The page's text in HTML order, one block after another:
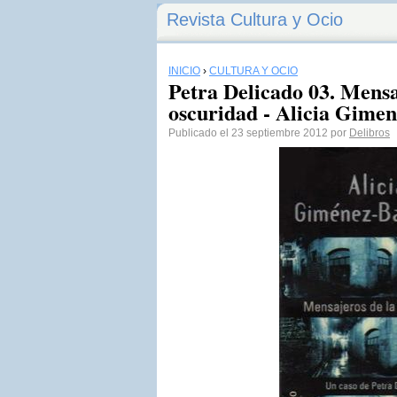
Revista Cultura y Ocio
INICIO › CULTURA Y OCIO
Petra Delicado 03.
oscuridad - Alicia
Publicado el 23 septiembre 2012 por Delibros